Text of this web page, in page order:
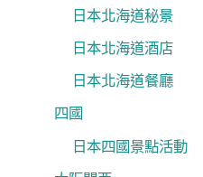
日本北海道秘景
日本北海道酒店
日本北海道餐廳
四國
日本四國景點活動